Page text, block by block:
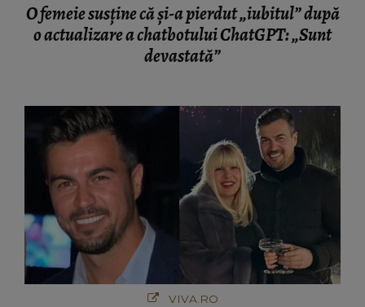
O femeie susține că și-a pierdut „iubitul” după
o actualizare a chatbotului ChatGPT: „Sunt
devastată”
VIVA.RO